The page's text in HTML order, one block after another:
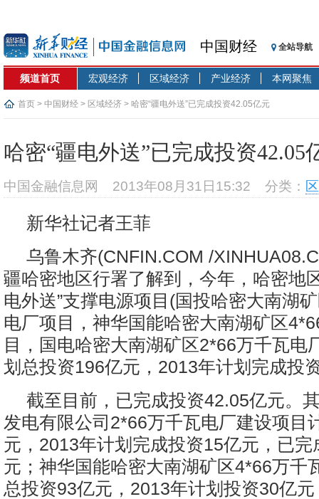
中国财经 全站导航
频道首页 宏观经济 区域经济 产业经济 本网聚焦
首页 > 中国财经 > 区域经济 > 哈密“疆电外送”已完成投资42.05亿元
哈密“疆电外送”已完成投资
中国金融信息网 2013年08月31日15:32 分类：
新华社记者王菲
乌鲁木齐(CNFIN.COM /
疆哈密地区行署了解到，今年，哈密地
电外送”支撑电源项目(国投哈密大南湖
电厂项目，神华国能哈密大南湖矿区
目，国电哈密大南湖矿区2*66万千瓦电
划总投资196亿元，2013年计划完成投
截至目前，已完成投资42.05亿元。
发电有限公司2*66万千瓦电厂建设项目
元，2013年计划完成投资15亿元，已完
元；神华国能哈密大南湖矿区4*66万千
总投资93亿元，2013年计划投资30亿